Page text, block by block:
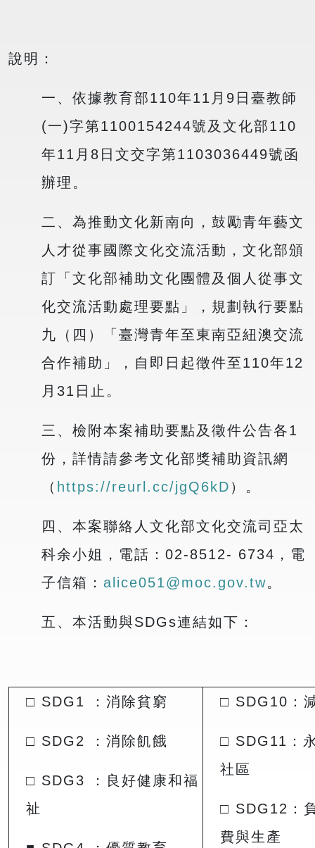
說明：
一、依據教育部110年11月9日臺教師
(一)字第1100154244號及文化部110
年11月8日文交字第1103036449號函
辦理。
二、為推動文化新南向，鼓勵青年藝文
人才從事國際文化交流活動，文化部頒
訂「文化部補助文化團體及個人從事文
化交流活動處理要點」，規劃執行要點
九（四）「臺灣青年至東南亞紐澳交流
合作補助」，自即日起徵件至110年12
月31日止。
三、檢附本案補助要點及徵件公告各1
份，詳情請參考文化部獎補助資訊網
（ https://reurl.cc/jgQ6kD ）。
四、本案聯絡人文化部文化交流司亞太
科余小姐，電話：02-8512- 6734，電
子信箱：alice051@moc.gov.tw。
五、本活動與SDGs連結如下：
□ SDG1 ：消除貧窮
□ SDG2 ：消除飢餓
□ SDG3 ：良好健康和福
祉
□ SDG10：
□ SDG11：
社區
□ SDG12：
費與生產